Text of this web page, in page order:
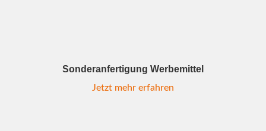
Sonderanfertigung Werbemittel
Jetzt mehr erfahren